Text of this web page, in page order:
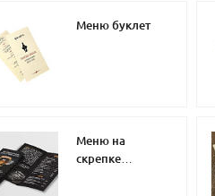
Меню буклет
Меню на
скрепке